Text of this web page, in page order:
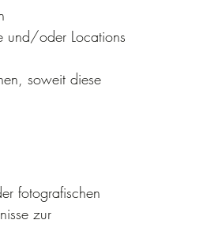
und/oder Locations
soweit diese
fotografischen
zur